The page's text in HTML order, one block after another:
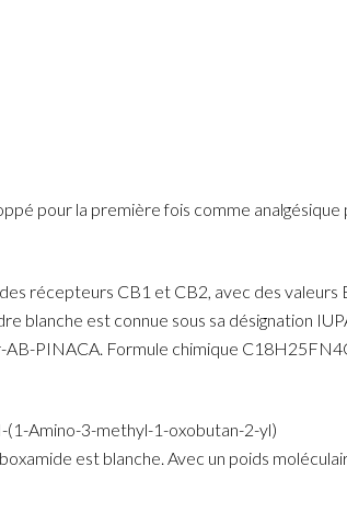
pour la première fois comme
récepteurs CB1 et CB2, avec des
blanche est connue sous sa désignation
PINACA. Formule chimique
(1-Amino-3-methyl-1-oxobutan-2-yl)
est blanche. Avec un poids